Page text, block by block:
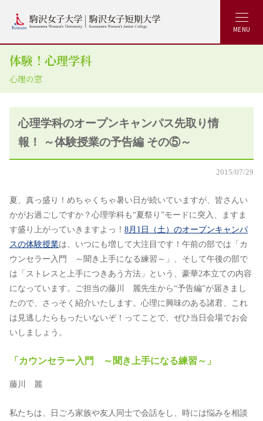
MENU
体験！心理学科
心理の窓
心理学科のオープンキャンパス先取り情
報！ ～体験授業の予告編 その⑤～
2015/07/29
夏、真っ盛り！めちゃくちゃ暑い日が続いていますが、皆さんい
かがお過ごしですか？心理学科も“夏祭り”モードに突入、ますま
す盛り上がっていきますよっ！ 8月1日（土）のオープンキャンパ
スの体験授業は、いつにも増して大注目です！午前の部では「カ
ウンセラー入門 ～聞き上手になる練習～」、そして午後の部で
は「ストレスと上手につきあう方法」という、豪華2本立ての内容
になっています。ご担当の藤川 麗先生から“予告編”が届きまし
たので、さっそく紹介いたします。心理に興味のある諸君、これ
は見逃したらもったいないぞ！ってことで、ぜひ当日会場でお会
いしましょう。
「カウンセラー入門 ～聞き上手になる練習～」
藤川 麗
私たちは、日ごろ家族や友人同士で会話をし、時には悩みを相談